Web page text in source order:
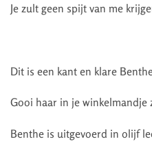
Je zult geen spijt van me
Dit is een kant en klare
Gooi haar in je winkelmandje
Benthe is uitgevoerd in olijf